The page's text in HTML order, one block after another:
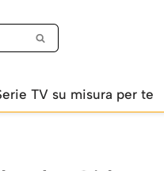
TV su misura per te